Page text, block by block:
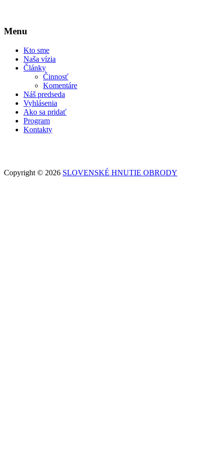
Menu
Kto sme
Naša vízia
Články
Činnosť
Komentáre
Náš predseda
Vyhlásenia
Ako sa pridať
Program
Kontakty
Copyright © 2026 SLOVENSKÉ HNUTIE OBRODY